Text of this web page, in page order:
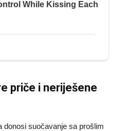
priče i neriješene
suočavanje sa prošlim